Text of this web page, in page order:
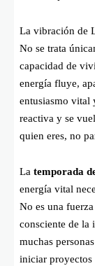
La vibración de
No se trata
capacidad de
energía fluye,
entusiasmo vital
reactiva y se
quien eres, no
La temporada
energía vital
No es una
consciente de la
muchas
iniciar proyectos